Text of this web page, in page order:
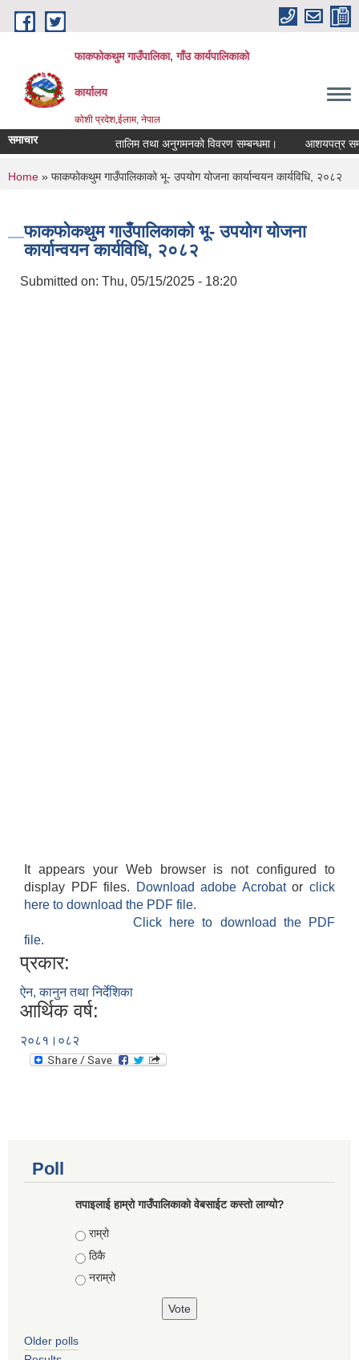
Skip to main content
फाकफोकथुम गाउँपालिका, गाँउ कार्यपालिकाको
कार्यालय
कोशी प्रदेश,ईलाम, नेपाल
समाचार तालिम तथा अनुगमनको विवरण सम्बन्धमा। आशयपत्र
You are here
Home » फाकफोकथुम गाउँपालिकाको भू- उपयोग योजना कार्यान्वयन कार्यविधि, २०८२
फाकफोकथुम गाउँपालिकाको भू- उपयोग योजना
कार्यान्वयन कार्यविधि, २०८२
Submitted on: Thu, 05/15/2025 - 18:20
It appears your Web browser is not configured to
display PDF files.
Download adobe Acrobatorclick
here to download the PDF file.
Click here to download the PDF
file.
प्रकार:
ऐन, कानुन तथा निर्देशिका
आर्थिक वर्ष:
२०८१।०८२
Poll
तपाइलाई हाम्रो गाउँपालिकाको वेबसाईट कस्तो लाग्यो?
Choices
राम्रो
ठिकै
नराम्रो
Older polls